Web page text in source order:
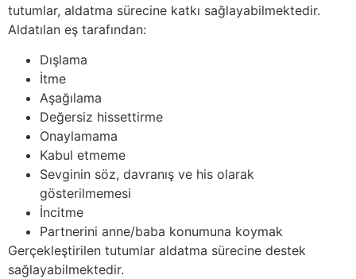
tutumlar, aldatma sürecine katkı sağlayabilmektedir.
Aldatılan eş tarafından:
Dışlama
İtme
Aşağılama
Değersiz hissettirme
Onaylamama
Kabul etmeme
Sevginin söz, davranış ve his olarak
gösterilmemesi
İncitme
Partnerini anne/baba konumuna koymak
Gerçekleştirilen tutumlar aldatma sürecine destek
sağlayabilmektedir.